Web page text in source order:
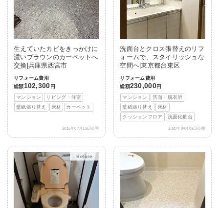
生えていたカビをきっかけに
濃いブラウンのカーペットへ
交換|兵庫県西宮市
リフォーム費用
総額102,300 円
マンション
リビング・洋室
壁紙張り替え
床材 カーペット
2016年07月13日公開
洗面台とクロス張替えのリフ
ォームで、スタイリッシュな
空間へ|東京都台東区
リフォーム費用
総額230,000円
マンション
洗面・脱衣所
壁紙張り替え
床材
クッションフロア
洗面化粧台
2020年04月03日公開
After